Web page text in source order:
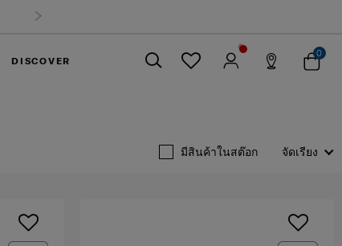
DISCOVER
0
มีสินค้าในสต๊อก จัดเรียง